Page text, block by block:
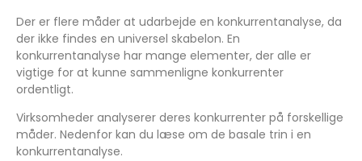
Der er flere måder at udarbejde en konkurrentanalyse, da
der ikke findes en universel skabelon. En
konkurrentanalyse har mange elementer, der alle er
vigtige for at kunne sammenligne konkurrenter
ordentligt.
Virksomheder analyserer deres konkurrenter på forskellige
måder. Nedenfor kan du læse om de basale trin i en
konkurrentanalyse.